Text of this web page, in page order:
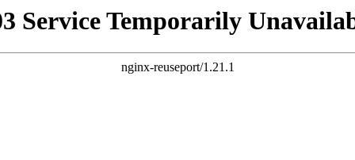
Service Temporarily
nginx-reuseport/1.21.1